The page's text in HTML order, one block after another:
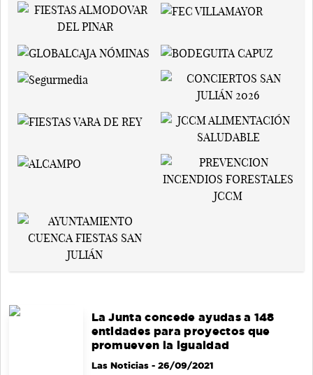
La Junta concede ayudas a 148
entidades para proyectos que
promueven la igualdad
Las Noticias- 26/09/2021